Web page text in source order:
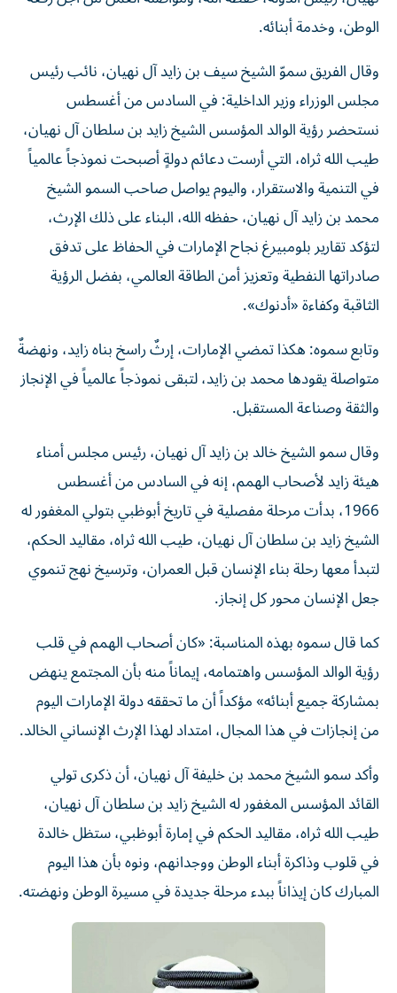
الوطن، وخدمة أبنائه.
وقال الفريق سموّ الشيخ سيف بن زايد آل نهيان، نائب رئيس
مجلس الوزراء وزير الداخلية: في السادس من أغسطس
نستحضر رؤية الوالد المؤسس الشيخ زايد بن سلطان آل نهيان،
طيب الله ثراه، التي أرست دعائم دولةٍ أصبحت نموذجاً عالمياً
في التنمية والاستقرار، واليوم يواصل صاحب السمو الشيخ
محمد بن زايد آل نهيان، حفظه الله، البناء على ذلك الإرث،
لتؤكد تقارير بلومبيرغ نجاح الإمارات في الحفاظ على تدفق
صادراتها النفطية وتعزيز أمن الطاقة العالمي، بفضل الرؤية
الثاقبة وكفاءة «أدنوك».
وتابع سموه: هكذا تمضي الإمارات، إرثٌ راسخ بناه زايد، ونهضةٌ
متواصلة يقودها محمد بن زايد، لتبقى نموذجاً عالمياً في الإنجاز
والثقة وصناعة المستقبل.
وقال سمو الشيخ خالد بن زايد آل نهيان، رئيس مجلس أمناء
هيئة زايد لأصحاب الهمم، إنه في السادس من أغسطس
1966، بدأت مرحلة مفصلية في تاريخ أبوظبي بتولي المغفور له
الشيخ زايد بن سلطان آل نهيان، طيب الله ثراه، مقاليد الحكم،
لتبدأ معها رحلة بناء الإنسان قبل العمران، وترسيخ نهج تنموي
جعل الإنسان محور كل إنجاز.
كما قال سموه بهذه المناسبة: «كان أصحاب الهمم في قلب
رؤية الوالد المؤسس واهتمامه، إيماناً منه بأن المجتمع ينهض
بمشاركة جميع أبنائه» مؤكداً أن ما تحققه دولة الإمارات اليوم
من إنجازات في هذا المجال، امتداد لهذا الإرث الإنساني الخالد.
وأكد سمو الشيخ محمد بن خليفة آل نهيان، أن ذكرى تولي
القائد المؤسس المغفور له الشيخ زايد بن سلطان آل نهيان،
طيب الله ثراه، مقاليد الحكم في إمارة أبوظبي، ستظل خالدة
في قلوب وذاكرة أبناء الوطن ووجدانهم، ونوه بأن هذا اليوم
المبارك كان إيذاناً ببدء مرحلة جديدة في مسيرة الوطن ونهضته.